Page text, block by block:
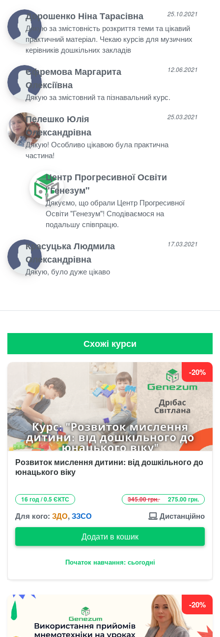
Дорошенко Ніна Тарасівна 25.10.2021
Дякую за змістовність розкриття теми та цікавий
практичний матеріал. Чекаю курсів для музичних
керівників дошкільних закладів
Єфремова Маргарита
Олексіївна
12.06.2021
Дякую за змістовний та пізнавальний курс.
Пелешко Юлія
Олександрівна
25.03.2021
Дякую! Особливо цікавою була практична
частина!
Центр Прогресивної Освіти
"Генезум"
Дякуємо, що обрали Центр Прогресивної
Освіти "Генезум"! Сподіваємося на
подальшу співпрацю.
Красуцька Людмила
Олександрівна
17.03.2021
Дякую, було дуже цікаво
Схожі курси
-20%
Розвиток мислення дитини: від дошкільного до
юнацького віку
16 год / 0.5 ЄКТС 345.00 грн. 275.00 грн.
Для кого: ЗДО,ЗЗСО Дистанційно
Додати в кошик
Початок навчання: сьогодні
-20%